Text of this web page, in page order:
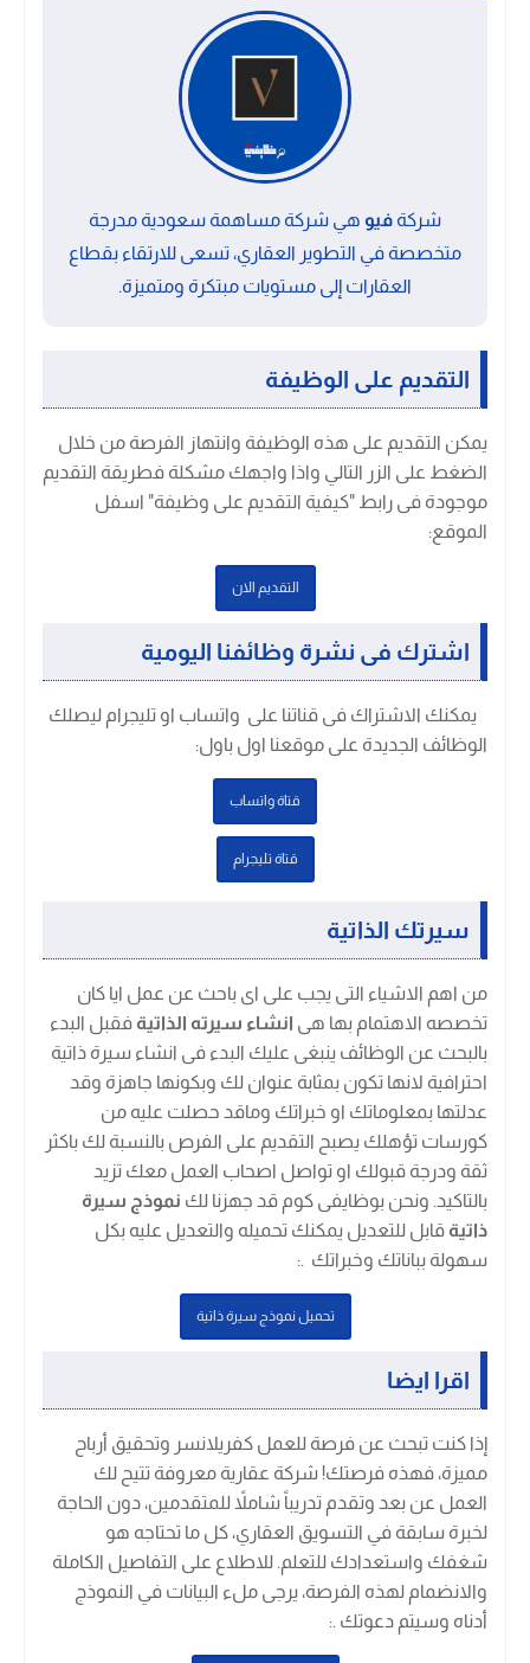
شركة فيو هي شركة مساهمة سعودية مدرجة
متخصصة في التطوير العقاري، تسعى للارتقاء بقطاع
العقارات إلى مستويات مبتكرة ومتميزة.
التقديم على الوظيفة
يمكن التقديم على هذه الوظيفة وانتهاز الفرصة من خلال
الضغط على الزر التالي واذا واجهك مشكلة فطريقة التقديم
موجودة فى رابط "كيفية التقديم على وظيفة" اسفل
الموقع:
التقديم الان
اشترك فى نشرة وظائفنا اليومية
يمكنك الاشتراك فى قناتنا على واتساب او تليجرام ليصلك
الوظائف الجديدة على موقعنا اول باول:
قتاة واتساب
قتاة تليجرام
سيرتك الذاتية
من اهم الاشياء التى يجب على اى باحث عن عمل ايا كان
تخصصه الاهتمام بها هى انشاء سيرته الذاتية فقبل البدء
بالبحث عن الوظائف ينبغى عليك البدء فى انشاء سيرة ذاتية
احترافية لانها تكون بمثابة عنوان لك وبكونها جاهزة وقد
عدلتها بمعلوماتك او خبراتك وماقد حصلت عليه من
كورسات تؤهلك يصبح التقديم على الفرص بالنسبة لك باكثر
ثقة ودرجة قبولك او تواصل اصحاب العمل معك تزيد
بالتاكيد. ونحن بوظايفى كوم قد جهزنا لك نموذج سيرة
ذاتية قابل للتعديل يمكنك تحميله والتعديل عليه بكل
سهولة بباناتك وخبراتك .:
تحميل نموذج سيرة ذاتية
اقرا ايضا
إذا كنت تبحث عن فرصة للعمل كفريلانسر وتحقيق أرباح
مميزة، فهذه فرصتك! شركة عقارية معروفة تتيح لك
العمل عن بعد وتقدم تدريباً شاملاً للمتقدمين، دون الحاجة
لخبرة سابقة في التسويق العقاري، كل ما تحتاجه هو
شغفك واستعدادك للتعلم. للاطلاع على التفاصيل الكاملة
والانضمام لهذه الفرصة، يرجى ملء البيانات في النموذج
أدناه وسيتم دعوتك .: